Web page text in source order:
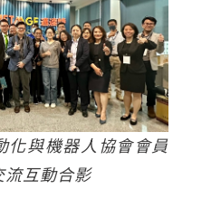
化與機器人協會會員
互動合影